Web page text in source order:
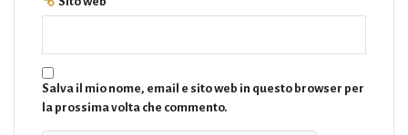
Salva il mio nome, email e sito web in questo browser per
la prossima volta che commento.